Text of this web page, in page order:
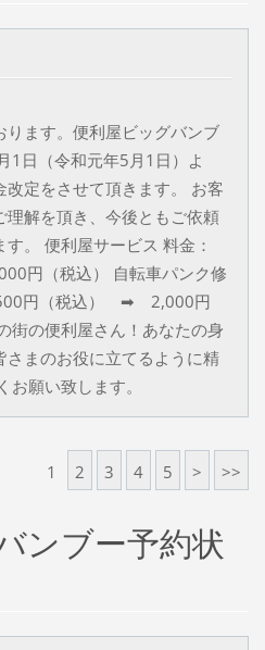
ります。便利屋ビッグバンブ
1日（令和元年5月1日）よ
改定をさせて頂きます。 お客
解を頂き、今後ともご依頼
。 便利屋サービス 料金：
円（税込） 自転車パンク修
円（税込） ➡ 2,000円
街の便利屋さん！あなたの身
まのお役に立てるように精
くお願い致します。
1 2 3 4 5 > >>
ンブー予約状